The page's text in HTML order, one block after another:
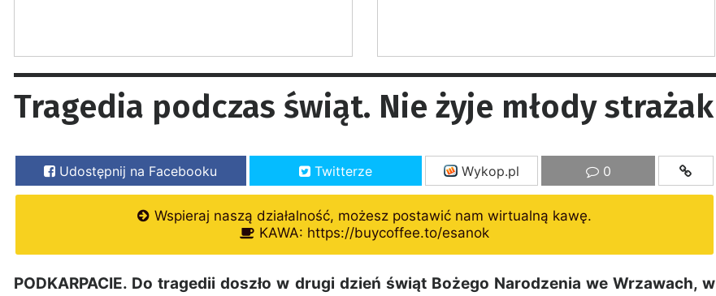
Tragedia podczas świąt. Nie żyje młody strażak
Udostępnij na Facebooku Twitterze Wykop.pl 0
Wspieraj naszą działalność, możesz postawić nam wirtualną kawę.
KAWA: https://buycoffee.to/esanok
PODKARPACIE. Do tragedii doszło w drugi dzień świąt Bożego Narodzenia we Wrzawach, w